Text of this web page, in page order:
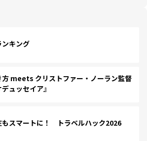
キング
方 meets クリストファー・ノーラン監督
ュッセイア』
もスマートに！ トラベルハック2026